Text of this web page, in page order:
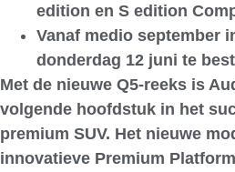
edition en S edition
Vanaf medio september
donderdag 12 juni te
Met de nieuwe Q5-reeks is
volgende hoofdstuk in het
premium SUV. Het nieuwe
innovatieve Premium